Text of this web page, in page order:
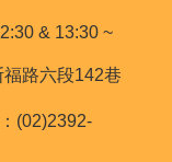
& 13:30 ~
路六段142巷
(02)2392-